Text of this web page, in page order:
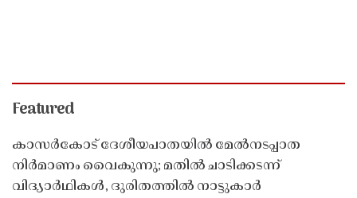
Featured
കാസർകോട് ദേശീയപാതയിൽ മേൽനടപ്പാത
നിർമാണം വൈകുന്നു; മതിൽ ചാടിക്കടന്ന്
വിദ്യാർഥികൾ, ദുരിതത്തിൽ നാട്ടുകാർ